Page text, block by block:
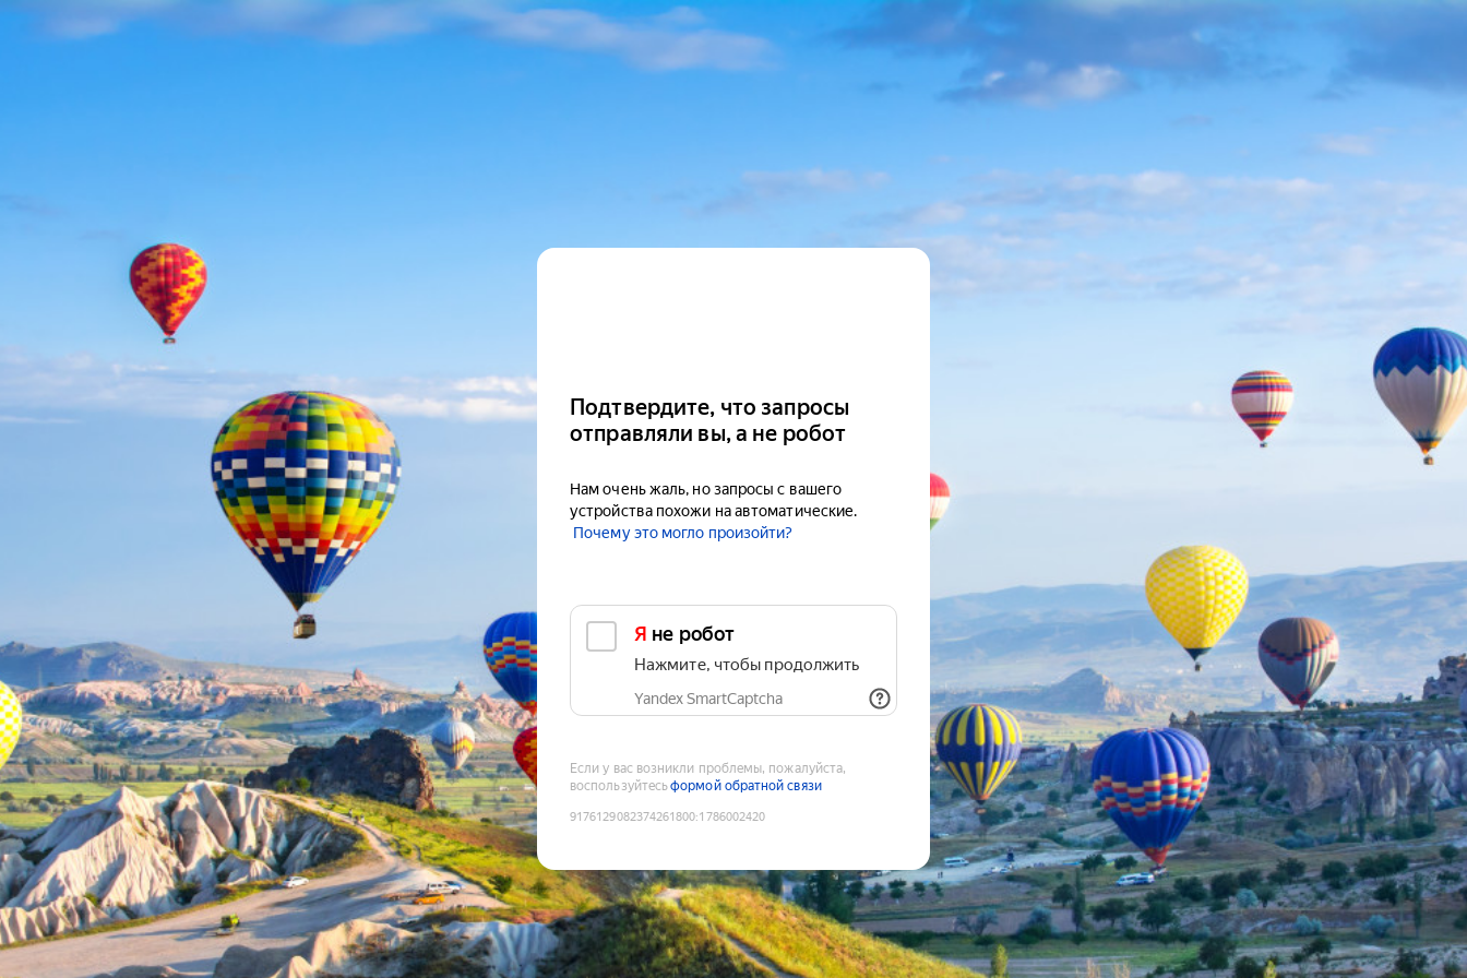
Подтвердите, что запросы
отправляли вы, а не робот
Нам очень жаль, но запросы с вашего
устройства похожи на автоматические.
Почему это могло произойти?
Я не робот
Нажмите, чтобы продолжить
Yandex SmartCaptcha
Если у вас возникли проблемы, пожалуйста,
воспользуйтесьформой обратной связи
9176129082374261800:1786002420